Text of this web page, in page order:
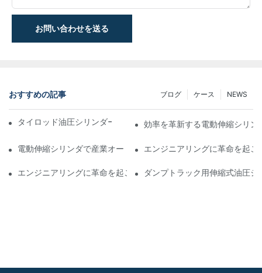
お問い合わせを送る
おすすめの記事 NEWS
ケース
ブログ
タイロッド油圧シリンダーの機能と重要性を理解する
効率を革新する電動伸縮シリン
電動伸縮シリンダで産業オートメーションに革命を起こす
エンジニアリングに革命を起
エンジニアリングに革命を起こす：電動伸縮シリンダ
ダンプトラック用伸縮式油圧